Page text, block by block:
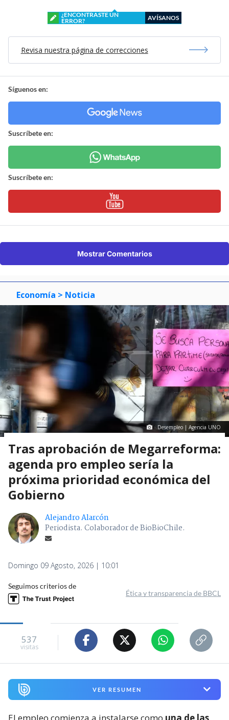
¿ENCONTRASTE UN
ERROR?
AVÍSANOS
Revisa nuestra página de correcciones
Síguenos en:
Suscríbete en:
Suscríbete en:
Mostrar Comentarios
Economía > Noticia
Desempleo | Agencia UNO
Tras aprobación de Megarreforma:
agenda pro empleo sería la
próxima prioridad económica del
Gobierno
Alejandro Alarcón
Periodista. Colaborador de BioBioChile.
Domingo 09 Agosto, 2026 | 10:01
Seguimos criterios de
Ética y transparencia de BBCL
537
visitas
VER RESUMEN
El empleo comienza a instalarse como una de las